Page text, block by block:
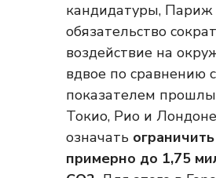
кандидатуры, Париж
обязательство
воздействие на
вдвое по сравнению
показателем
Токио, Рио и
означать
примерно до 1,75